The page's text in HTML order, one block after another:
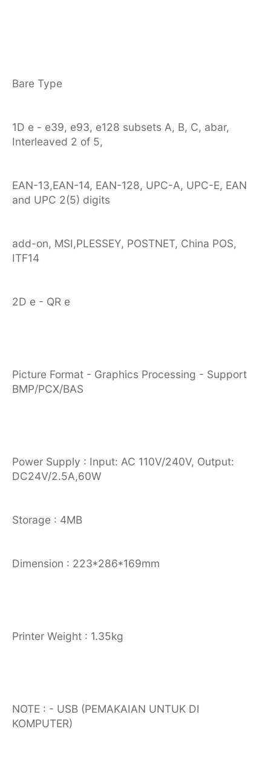
Bare Type
1D e - e39, e93, e128 subsets A, B, C, abar,
Interleaved 2 of 5,
EAN-13,EAN-14, EAN-128, UPC-A, UPC-E, EAN
and UPC 2(5) digits
add-on, MSI,PLESSEY, POSTNET, China POS,
ITF14
2D e - QR e
Picture Format - Graphics Processing - Support
BMP/PCX/BAS
Power Supply : Input: AC 110V/240V, Output:
DC24V/2.5A,60W
Storage : 4MB
Dimension : 223*286*169mm
Printer Weight : 1.35kg
NOTE : - USB (PEMAKAIAN UNTUK DI
KOMPUTER)